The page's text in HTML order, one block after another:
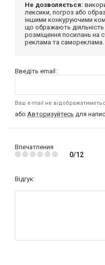
Не дозволяється:
лексики, погроз або
іншими конкуруючими
що ображають діяльність
розміщення посилань на
реклама та самореклама.
Введіть email:
Ваш e-mail не
або Авторизуйтесь для
Впечатления
0/12
Відгук: